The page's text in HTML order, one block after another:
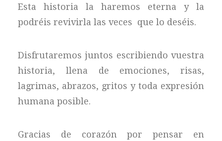
Esta historia la haremos eterna y la
podréis revivirla las veces que lo deséis.
Disfrutaremos juntos escribiendo vuestra
historia, llena de emociones, risas,
lagrimas, abrazos, gritos y toda expresión
humana posible.
Gracias de corazón por pensar en